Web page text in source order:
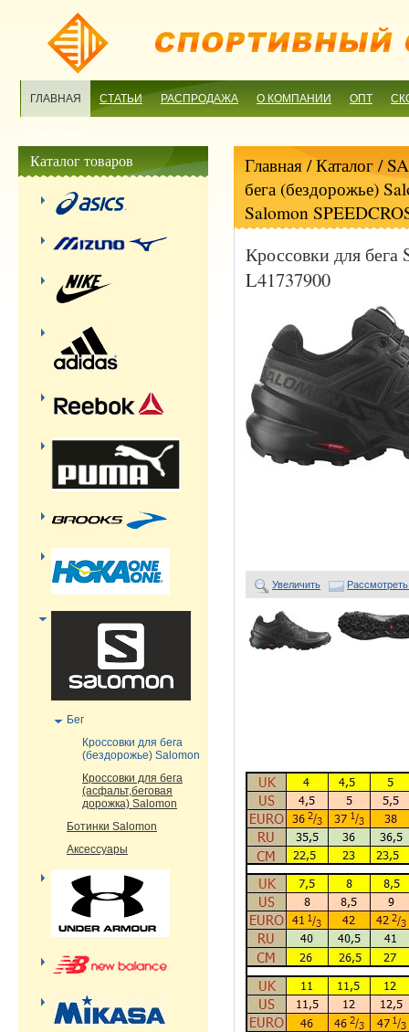
ГЛАВНАЯ СТАТЬИ РАСПРОДАЖА О КОМПАНИИ ОПТ
Главная/ Каталог /
бега (бездорожье)
Salomon
Кроссовки для бега
L41737900
Увеличить
Каталог товаров
Бег
Кроссовки для бега
(бездорожье) Salomon
Кроссовки для бега
(асфальт,беговая
дорожка) Salomon
Ботинки Salomon
Аксессуары